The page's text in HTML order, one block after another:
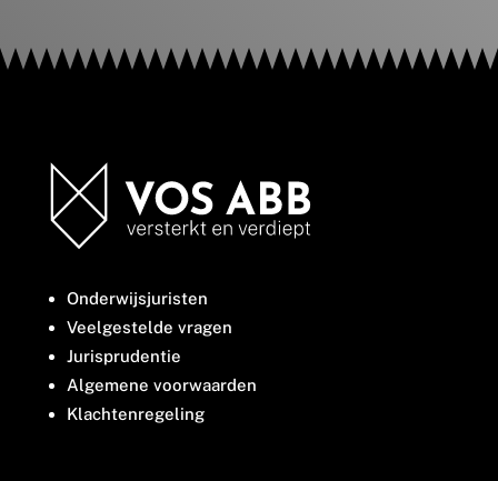
Onderwijsjuristen
Veelgestelde vragen
Jurisprudentie
Algemene voorwaarden
Klachtenregeling